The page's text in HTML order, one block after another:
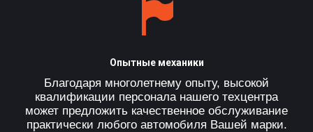
Опытные механики
Благодаря многолетнему опыту, высокой
квалификации персонала нашего техцентра
может предложить качественное обслуживание
практически любого автомобиля Вашей марки.